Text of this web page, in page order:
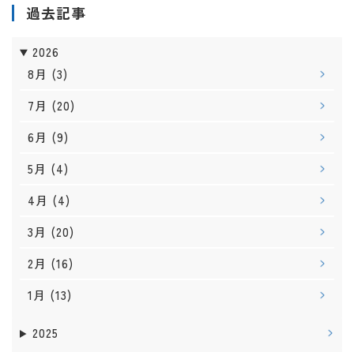
過去記事
2026
8月 (3)
7月 (20)
6月 (9)
5月 (4)
4月 (4)
3月 (20)
2月 (16)
1月 (13)
2025